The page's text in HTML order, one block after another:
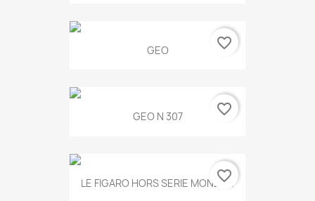
GEO favorite_border
GEO N 307 favorite_border
LE FIGARO HORS SERIE MONET...
favorite_border